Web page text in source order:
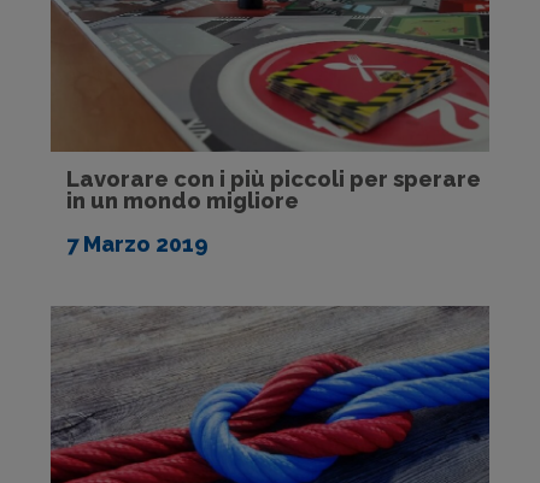
Lavorare con i più piccoli per sperare
in un mondo migliore
7 Marzo 2019